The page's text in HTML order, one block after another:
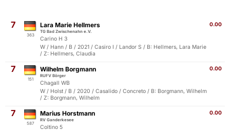
7
363
0.00
Lara Marie Hellmers
TG Bad Zwischenahn e.V.
Carino H 3
W / Hann / B / 2021 / Casiro I / Landor S / B: Hellmers, Lara Marie
/ Z: Hellmers, Claudia
7
151
0.00
Wilhelm Borgmann
RUFV Börger
Chagall WB
W / Holst / B / 2020 / Casalido / Concreto / B: Borgmann, Wilhelm
/ Z: Borgmann, Wilhelm
7
587
0.00
Marius Horstmann
RV Ganderkesee
Coltino 5